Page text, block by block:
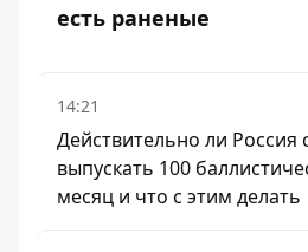
есть раненые
14:21
Действительно ли Россия
выпускать 100
месяц и что с этим делать